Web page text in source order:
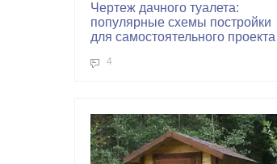
Чертеж дачного туалета:
популярные схемы постройки
для самостоятельного проекта
4